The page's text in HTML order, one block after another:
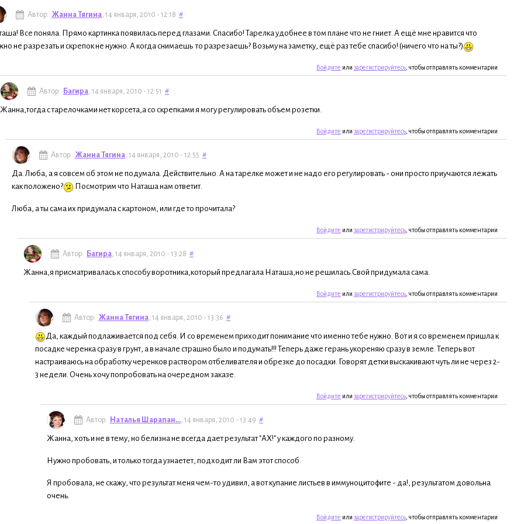
Автор: Жанна Тягина , 14 января, 2010 - 12:18 #
Все поняла. Прямо картинка появилась перед глазами. Спасибо! Тарелка удобнее в том плане что не гниет. А ещё мне нравится что
не разрезать и скрепок не нужно. А когда снимаешь то разрезаешь? Возьму на заметку, ещё раз тебе спасибо! (ничего что на ты?)
Войдите или зарегистрируйтесь , чтобы отправлять комментарии
Автор: Багира , 14 января, 2010 - 12:51 #
Жанна,тогда с тарелочками нет корсета,а со скрепками я могу регулировать объем розетки.
Войдите или зарегистрируйтесь , чтобы отправлять комментарии
Автор: Жанна Тягина , 14 января, 2010 - 12:55 #
Да. Люба, а я совсем об этом не подумала. Действительно. А на тарелке может и не надо его регулировать - они просто приучаются лежать
как положено?
Посмотрим что Наташа нам ответит.
Люба, а ты сама их придумала с картоном, или где то прочитала?
Войдите или зарегистрируйтесь , чтобы отправлять комментарии
Автор: Багира , 14 января, 2010 - 13:28 #
Жанна,я присматривалась к способу воротника,который предлагала Наташа,но не решилась.Свой придумала сама.
Войдите или зарегистрируйтесь , чтобы отправлять комментарии
Автор: Жанна Тягина , 14 января, 2010 - 13:36 #
Да, каждый подлаживается под себя. И со временем приходит понимание что именно тебе нужно. Вот и я со временем пришла к
посадке черенка сразу в грунт, а в начале страшно было и подумать!!! Теперь даже герань укореняю сразу в земле. Теперь вот
настраиваюсь на обработку черенков раствором отбеливателя и обрезке до посадки. Говорят детки выскакивают чуть ли не через 2-
3 недели. Очень хочу попробовать на очередном заказе.
Войдите или зарегистрируйтесь , чтобы отправлять комментарии
Автор: Наталья Шарапан... , 14 января, 2010 - 13:49 #
Жанна, хоть и не в тему, но белизна не всегда дает результат "АХ!" у каждого по разному.
Нужно пробовать, и только тогда узнаетет, подходит ли Вам этот способ.
Я пробовала, не скажу, что результат меня чем-то удивил, а вот купание листьев в иммуноцитофите - да!, результатом довольна
очень.
Войдите или зарегистрируйтесь , чтобы отправлять комментарии